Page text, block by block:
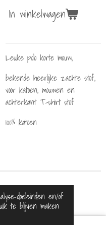
doeleinden en/of
te blijven maken
In winkelwagen
Leuke polo korte mouw,
bekende heerlijke zachte stof,
voor katoen, mouwen en
achterkant T-shirt stof
100% katoen